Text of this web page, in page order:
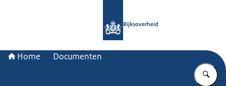
Rijksoverheid
Home Documenten